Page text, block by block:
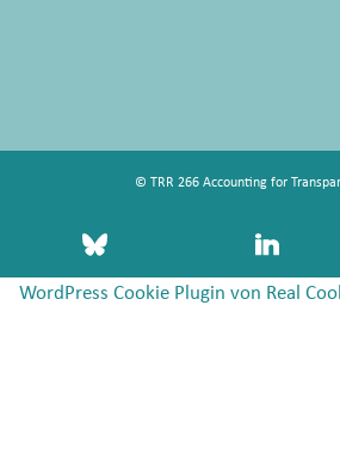
© TRR 266 Accounting for
bluesky linkedin
WordPress Cookie Plugin von Real